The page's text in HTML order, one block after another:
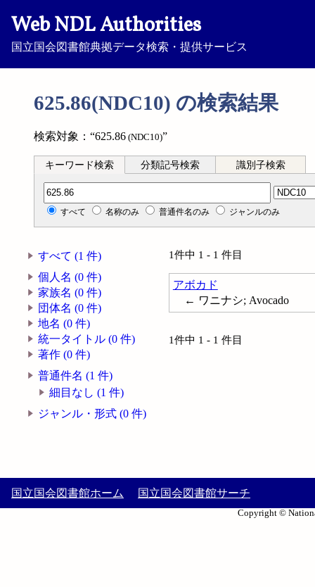
Web NDL Authorities
国立国会図書館典拠データ検索・提供サービス
625.86(NDC10) の検索結果
検索対象：“625.86 (NDC10)”
キーワード検索 分類記号検索 識別子検索
分類記号検索
すべて 名称のみ 普通件名のみ ジャンルのみ
すべて (1 件)
個人名 (0 件)
家族名 (0 件)
団体名 (0 件)
地名 (0 件)
統一タイトル (0 件)
著作 (0 件)
普通件名 (1 件)
細目なし (1 件)
ジャンル・形式 (0 件)
1件中 1 - 1 件目
アボカド
← ワニナシ; Avocado
1件中 1 - 1 件目
国立国会図書館ホーム 国立国会図書館サーチ
Copyright ©